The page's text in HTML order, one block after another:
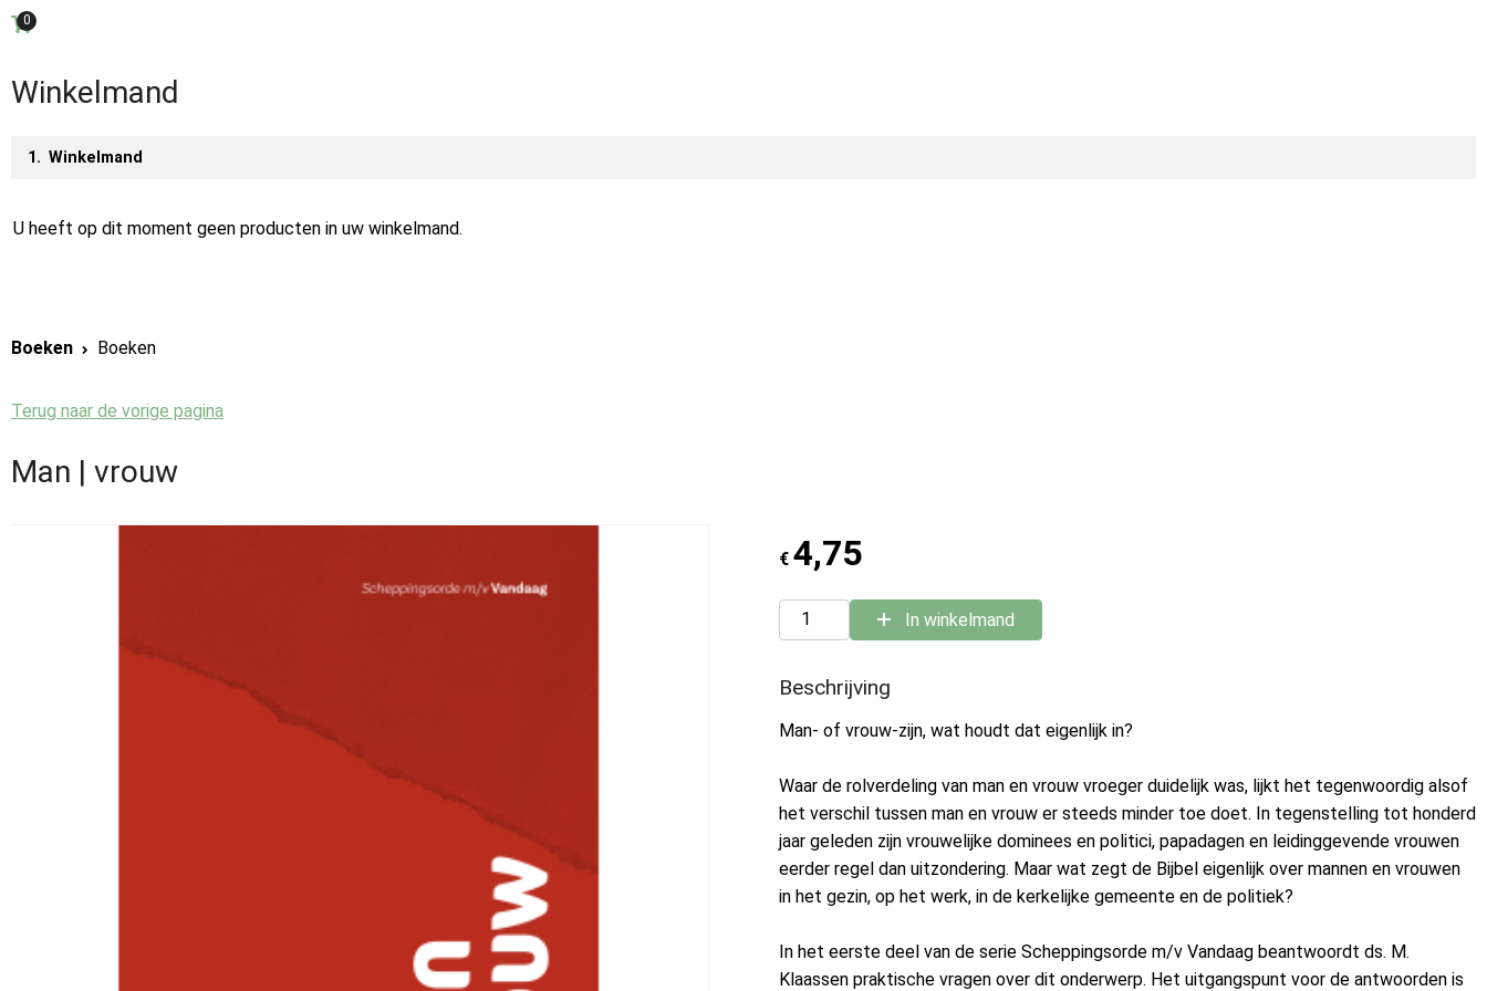
Sla
over
naar
Aantal artikelen in winkelwagen:
0
Winkelmand
Huidig:
Winkelmand
U heeft op dit moment geen producten in uw winkelmand.
Boeken Boeken
Terug naar de vorige pagina
Man | vrouw
€ 4,75
In winkelmand
Beschrijving
Man- of vrouw-zijn, wat houdt dat eigenlijk in?
Waar de rolverdeling van man en vrouw vroeger duidelijk was, lijkt het tegenwoordig alsof
het verschil tussen man en vrouw er steeds minder toe doet. In tegenstelling tot honderd
jaar geleden zijn vrouwelijke dominees en politici, papadagen en leidinggevende vrouwen
eerder regel dan uitzondering. Maar wat zegt de Bijbel eigenlijk over mannen en vrouwen
in het gezin, op het werk, in de kerkelijke gemeente en de politiek?
In het eerste deel van de serie Scheppingsorde m/v Vandaag beantwoordt ds. M.
Klaassen praktische vragen over dit onderwerp. Het uitgangspunt voor de antwoorden is